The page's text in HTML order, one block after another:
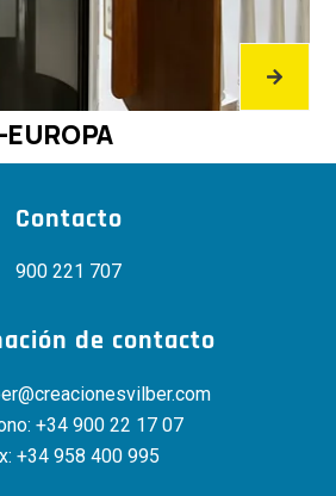
Contacto
900 221 707
de contacto
+34 900 22 17 07
+34 958 400 995